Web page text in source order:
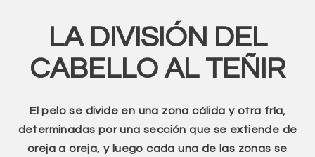
LA DIVISIÓN DEL
CABELLO AL TEÑIR
El pelo se divide en una zona cálida y otra fría,
determinadas por una sección que se extiende de
oreja a oreja, y luego cada una de las zonas se